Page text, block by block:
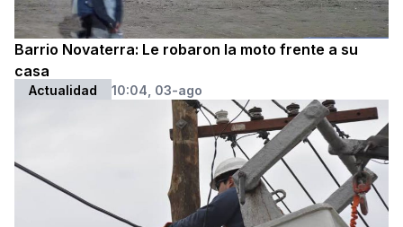
Barrio Novaterra: Le robaron la moto frente a su
casa
Actualidad 10:04, 03-ago